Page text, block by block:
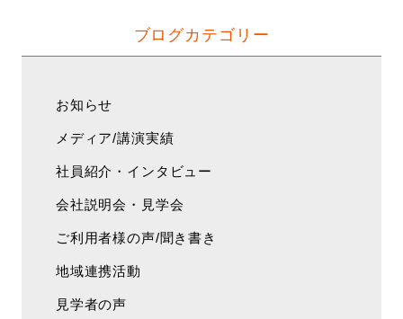
ブログカテゴリー
お知らせ
メディア/講演実績
社員紹介・インタビュー
会社説明会・見学会
ご利用者様の声/聞き書き
地域連携活動
見学者の声